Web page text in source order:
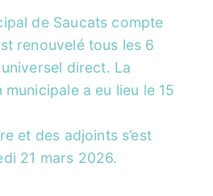
de Saucats compte
renouvelé tous les 6
direct. La
a eu lieu le 15
et des adjoints s’est
21 mars 2026.